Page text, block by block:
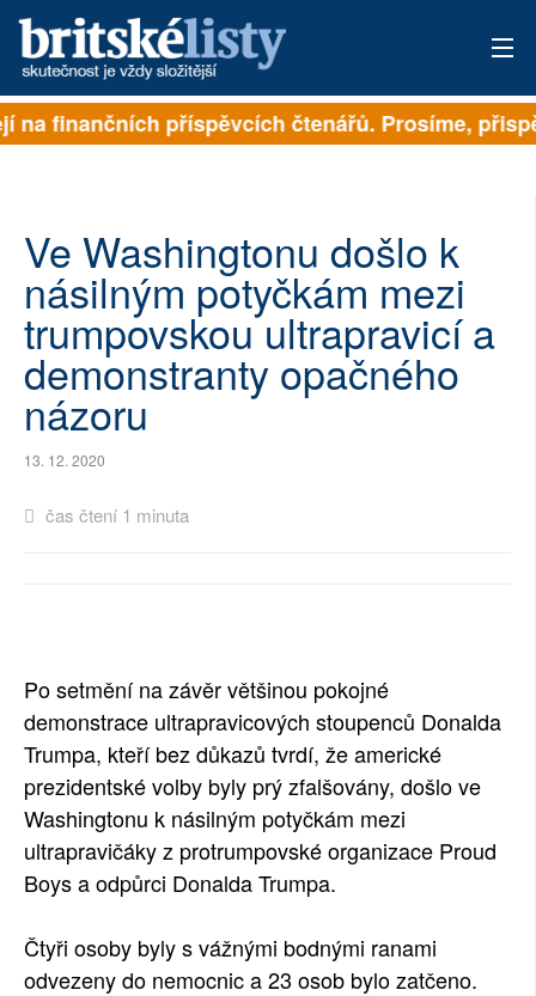
PŘIHLÁSIT
ARCHIV
ROZHOVORY
TÉMATA
NEJČTENĚJŠÍ ZA 7 DNÍ
AUTOŘI
PŘÍSPĚVKY NA PROVOZ
finančních příspěvcích čtenářů. Prosíme,
Ve Washingtonu došlo k
násilným potyčkám mezi
trumpovskou ultrapravicí a
demonstranty opačného
názoru
13. 12. 2020
čas čtení 1 minuta
Po setmění na závěr většinou pokojné
demonstrace ultrapravicových stoupenců Donalda
Trumpa, kteří bez důkazů tvrdí, že americké
prezidentské volby byly prý zfalšovány, došlo ve
Washingtonu k násilným potyčkám mezi
ultrapravičáky z protrumpovské organizace Proud
Boys a odpůrci Donalda Trumpa.
Čtyři osoby byly s vážnými bodnými ranami
odvezeny do nemocnic a 23 osob bylo zatčeno.